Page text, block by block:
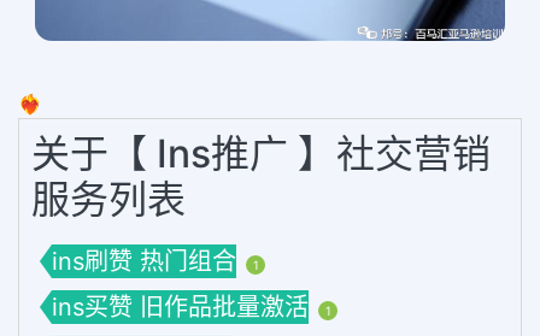
❤️‍🔥
关于【 Ins推广 】社交营销
服务列表
ins刷赞 热门组合 1
ins买赞 旧作品批量激活 1